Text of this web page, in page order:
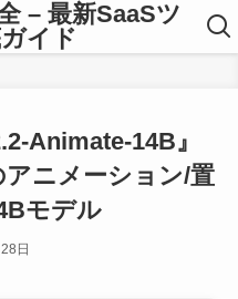
– 最新SaaSツ
イド
Animate-14B』
ニメーション/置
モデル
日